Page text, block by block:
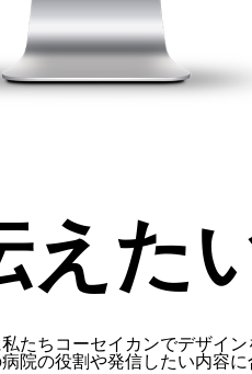
えた
たちコーセイカンでデザイン
院の役割や発信したい内容